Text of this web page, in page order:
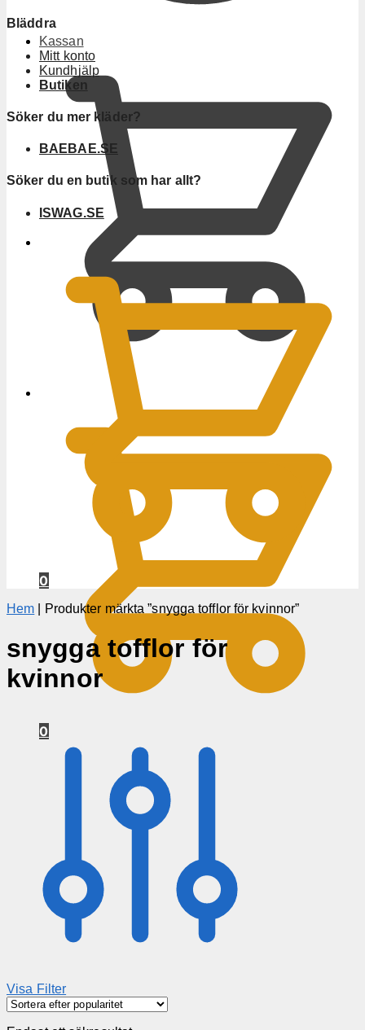
Kassan
0
Bläddra
Mitt konto
Kundhjälp
Butiken
Söker du mer kläder?
BAEBAE.SE
Söker du en butik som har allt?
ISWAG.SE
0
Hem Produkter märkta ”snygga tofflor för kvinnor”
snygga tofflor för
kvinnor
Visa Filter